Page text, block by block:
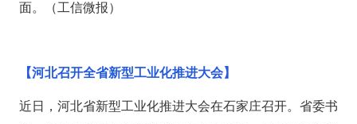
面。（工信微报）
【河北召开全省新型工业化推进大会】
近日，河北省新型工业化推进大会在石家庄召开。省委书